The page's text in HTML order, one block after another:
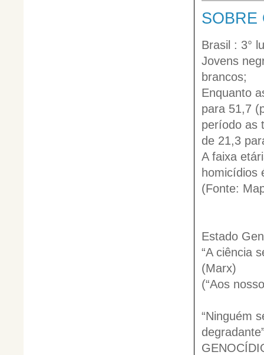
SOBRE
Brasil : 3°
Jovens
brancos;
Enquanto
para 51,7
período as
de 21,3
A faixa
homicídios
(Fonte:
Estado
“A ciência
(Marx)
(“Aos
“Ninguém